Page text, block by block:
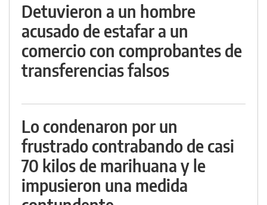
Detuvieron a un hombre
acusado de estafar a un
comercio con comprobantes de
transferencias falsos
Lo condenaron por un
frustrado contrabando de casi
70 kilos de marihuana y le
impusieron una medida